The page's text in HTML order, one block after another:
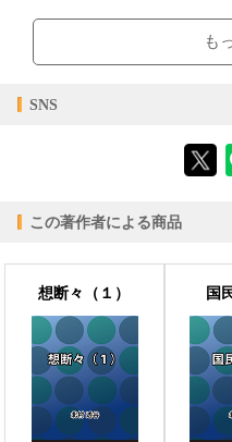
ブラウザビューア・PC版
【対応デバイス】
【PC版ConTenDoビューア】
【モバイルビューア】
も
SNS
この著作者による商品
想断々（１） 国